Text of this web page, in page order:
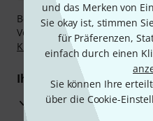
und das Merken von
Sie okay ist, stimmen
für Präferenzen,
einfach durch einen
Sie können Ihre
über die Cookie-
Bezahlen Sie vertraulich
Vorkasse, PayPal, Amazon
Klarna Ratenzahlungoder
Ihre Vorteile
3 Jahre Thomann